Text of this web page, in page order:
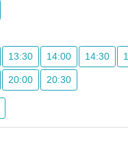
13:30 14:00 14:30
20:00 20:30